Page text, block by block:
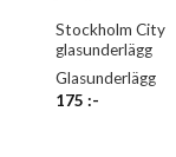
Stockholm City
glasunderlägg
Glasunderlägg
175:-